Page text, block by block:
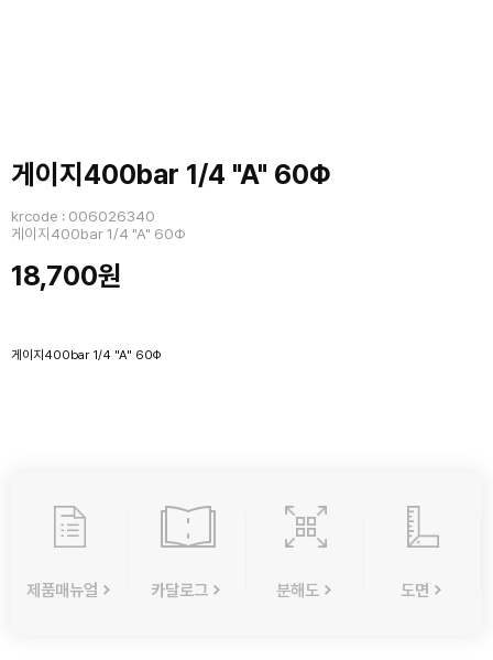
게이지400bar 1/4 "A" 60Φ
krcode : 006026340
게이지400bar 1/4 "A" 60Φ
18,700원
게이지400bar 1/4 "A" 60Φ
제품매뉴얼 카달로그 분해도 도면